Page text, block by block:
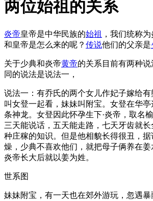
两位始祖的关系
炎帝皇帝是中华民族的始祖 ，我们统称
和皇帝是怎么来的呢？ 传说他们的父亲是
关于少典和炎帝黄帝的关系目前有两种
同的说法是说法一，
说法一：有乔氏的两个女儿作妃子嫁给
叫女登一起看，妹妹叫附宝。女登在华
条神龙。女登因此怀孕生下·炎帝，取名
三天能说话，五天能走路，七天牙齿就
种庄稼的知识。但是他相貌长得很丑，
燥，少典不喜欢他们，就把母子俩养在姜
炎帝长大后就以姜为姓。
世系图
妹妹附宝，有一天也在郊外游玩，忽遇暴